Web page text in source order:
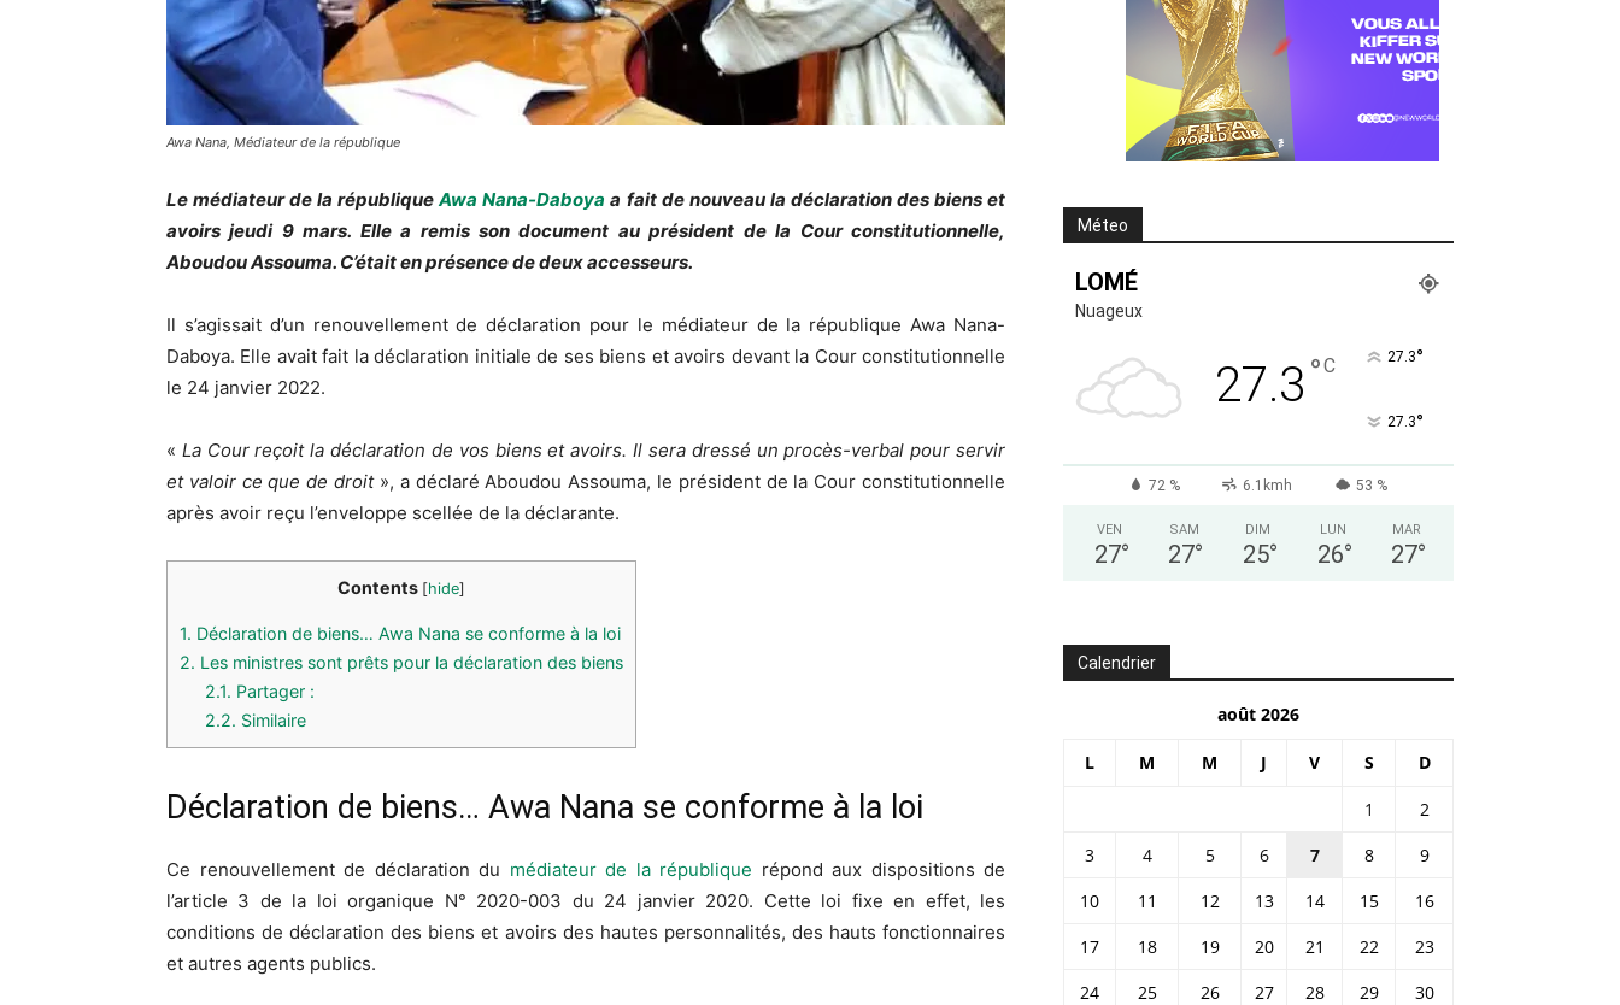
Awa Nana, Médiateur de la république
Le médiateur de la républiqueAwa Nana-Daboya a fait de nouveau la déclaration des biens et
avoirs jeudi 9 mars. Elle a remis son document au président de la Cour constitutionnelle,
Aboudou Assouma. C’était en présence de deux accesseurs.
Il s’agissait d’un renouvellement de déclaration pour le médiateur de la république Awa Nana-
Daboya. Elle avait fait la déclaration initiale de ses biens et avoirs devant la Cour constitutionnelle
le 24 janvier 2022.
« La Cour reçoit la déclaration de vos biens et avoirs. Il sera dressé un procès-verbal pour servir
et valoir ce que de droit», a déclaré Aboudou Assouma, le président de la Cour constitutionnelle
après avoir reçu l’enveloppe scellée de la déclarante.
Contents [hide]
1. Déclaration de biens… Awa Nana se conforme à la loi
2. Les ministres sont prêts pour la déclaration des biens
2.1. Partager :
2.2. Similaire
Déclaration de biens… Awa Nana se conforme à la loi
Ce renouvellement de déclaration du médiateur de la république répond aux dispositions de
l’article 3 de la loi organique N° 2020-003 du 24 janvier 2020. Cette loi fixe en effet, les
conditions de déclaration des biens et avoirs des hautes personnalités, des hauts fonctionnaires
et autres agents publics.
Méteo
LOMÉ
Nuageux
27.3 °C 27.3°
27.3°
72 % 6.1kmh 53 %
VEN
27°
SAM
27°
DIM
25°
LUN
26°
MAR
27°
Calendrier
août 2026
L M M J V S D
1
2
3
4 5 6 7 8
9
10
11 12 13 14 15
16
17
18 19 20 21 22
23
24
25 26 27 28 29
30